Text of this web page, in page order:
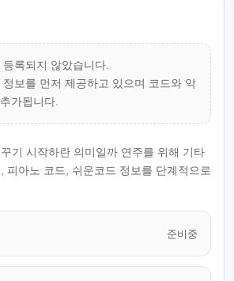
록되지 않았습니다.
보를 먼저 제공하고 있으며 코드와 악
가됩니다.
기 시작하란 의미일까 연주를 위해 기타
피아노 코드, 쉬운코드 정보를 단계적으로
준비중